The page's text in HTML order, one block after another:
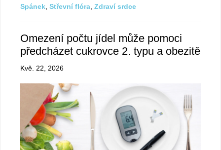
Spánek Střevní flóra Zdraví srdce
Omezení počtu jídel může pomoci
předcházet cukrovce 2. typu a obezitě
Kvě. 22, 2026